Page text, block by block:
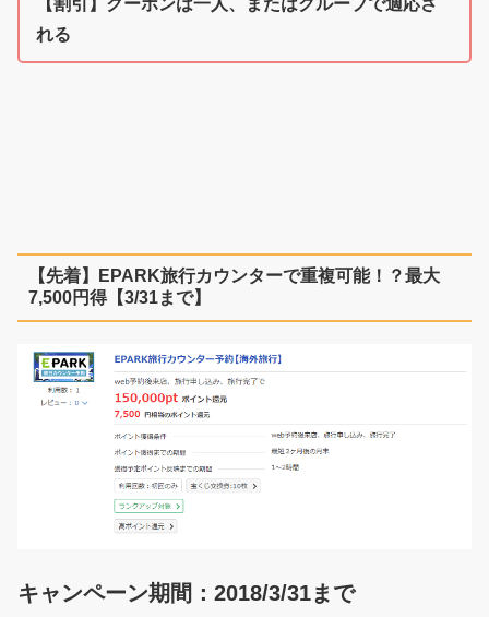
【割引】クーポンは一人、またはグループで適応さ
れる
【先着】EPARK旅行カウンターで重複可能！？最大
7,500円得【3/31まで】
キャンペーン期間：2018/3/31まで